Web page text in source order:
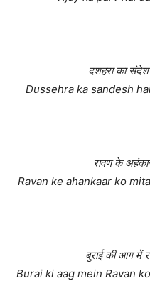
दशहरा का
Dussehra ka sandesh
रावण के
Ravan ke ahankaar ko
बुराई की आग में
Burai ki aag mein Ravan